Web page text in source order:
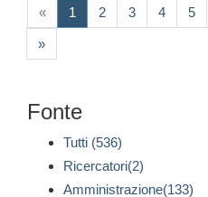
« 1 (current)
2 3 4 5
»
Fonte
Tutti (536)
Ricercatori(2)
Amministrazione(133)